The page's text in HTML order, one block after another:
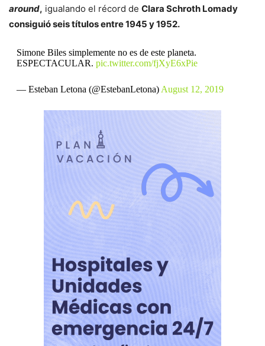
around, igualando el récord de Clara Schroth Lomady
consiguió seis títulos entre 1945 y 1952.
Simone Biles simplemente no es de este planeta.
ESPECTACULAR. pic.twitter.com/fjXyE6xPie
— Esteban Letona (@EstebanLetona) August 12, 2019